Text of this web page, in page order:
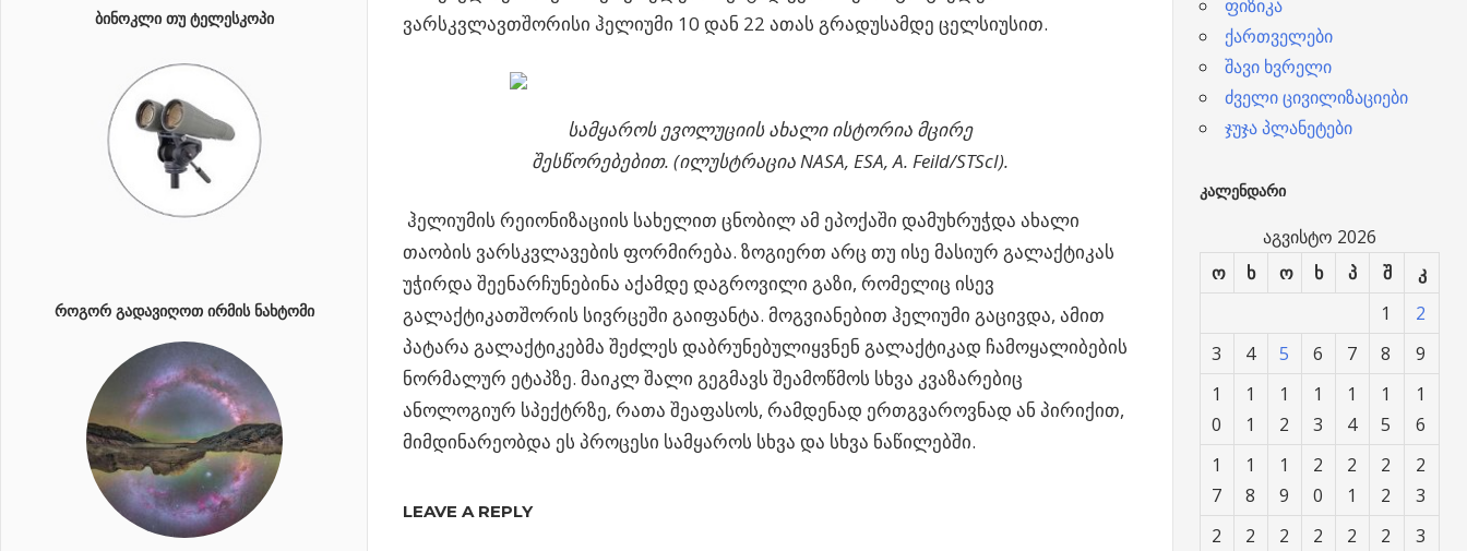
ვარსკვლავთშორისი ჰელიუმი 10 დან 22 ათას გრადუსამდე ცელსიუსით.
სამყაროს ევოლუციის ახალი ისტორია მცირე
შესწორებებით. (ილუსტრაცია NASA, ESA, A. Feild/STScI).
ჰელიუმის რეიონიზაციის სახელით ცნობილ ამ ეპოქაში დამუხრუჭდა ახალი
თაობის ვარსკვლავების ფორმირება. ზოგიერთ არც თუ ისე მასიურ გალაქტიკას
უჭირდა შეენარჩუნებინა აქამდე დაგროვილი გაზი, რომელიც ისევ
გალაქტიკათშორის სივრცეში გაიფანტა. მოგვიანებით ჰელიუმი გაცივდა, ამით
პატარა გალაქტიკებმა შეძლეს დაბრუნებულიყვნენ გალაქტიკად ჩამოყალიბების
ნორმალურ ეტაპზე. მაიკლ შალი გეგმავს შეამოწმოს სხვა კვაზარებიც
ანოლოგიურ სპექტრზე, რათა შეაფასოს, რამდენად ერთგვაროვნად ან პირიქით,
მიმდინარეობდა ეს პროცესი სამყაროს სხვა და სხვა ნაწილებში.
ᲛᲔᲝᲠᲔ
LEAVE A REPLY
ᲑᲘᲜᲝᲙᲚᲘ ᲗᲣ ᲢᲔᲚᲔᲡᲙᲝᲞᲘ
ᲠᲝᲒᲝᲠ ᲒᲐᲓᲐᲕᲘᲦᲝᲗ ᲘᲠᲛᲘᲡ ᲜᲐᲮᲢᲝᲛᲘ
ფიზიკა
ქართველები
შავი ხვრელი
ძველი ცივილიზაციები
ჯუჯა პლანეტები
ᲙᲐᲚᲔᲜᲓᲐᲠᲘ
აგვისტო 2026
ო
ხ ო ხ პ შ კ
1
2
3
4 5 6 7 8
9
1
0
1
1
1
2
1
3
1
4
1
5
1
6
1
7
1
8
1
9
2
0
2
1
2
2
2
3
2
2
2
2
2
2
3